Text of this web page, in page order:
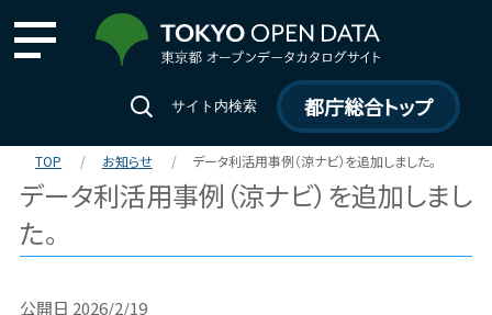
サイト内検索 都庁総合トップ
TOP お知らせ データ利活用事例（涼ナビ）を追加しました。
データ利活用事例（涼ナビ）を追加しまし
た。
公開日 2026/2/19